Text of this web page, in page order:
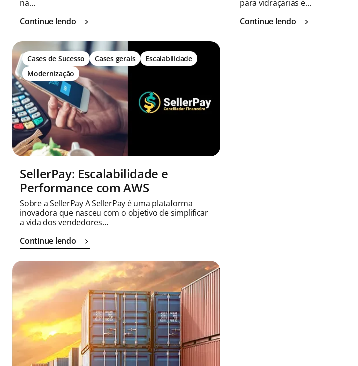
na…
Continue lendo
para vidraçarias e…
Continue lendo
Cases de Sucesso Cases gerais
Escalabilidade
Modernização
SellerPay: Escalabilidade e
Performance com AWS
Sobre a SellerPay A SellerPay é uma plataforma
inovadora que nasceu com o objetivo de simplificar
a vida dos vendedores…
Continue lendo